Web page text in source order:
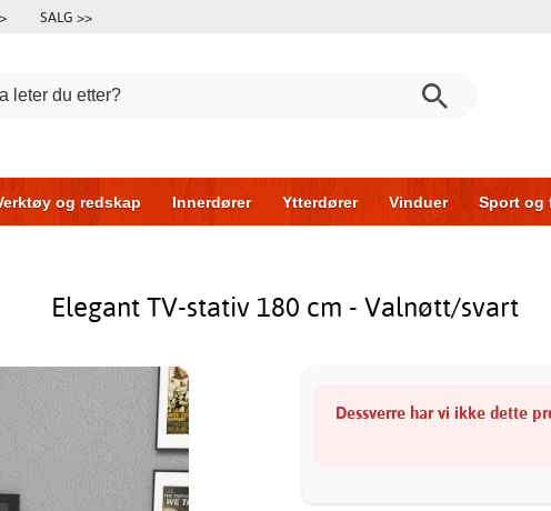
SALG >>
og redskap Innerdører Ytterdører Vinduer Sport og
Elegant TV-stativ 180 cm - Valnøtt/svart
Dessverre har vi ikke dette